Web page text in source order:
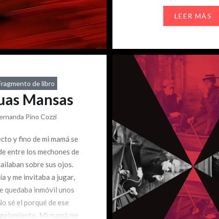
junto al tirano cuando las
rusas se encontraban a
LEER MÁS
de libro
Mansas
Pino Cozzi
y fino de mi mamá se
entre los mechones de
sobre sus ojos.
y me invitaba a jugar,
quedaba inmóvil unos
sé el porqué de ese
Mi mamá me